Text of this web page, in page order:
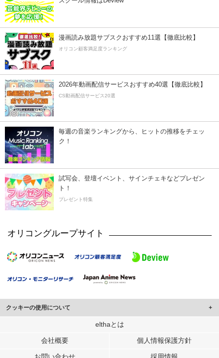
漫画読み放題サブスクおすすめ11選【徹底比較】
オリコン顧客満足度ランキング
2026年動画配信サービスおすすめ40選【徹底比較】
CS動画配信サービス20選
毎週の音楽ランキングから、ヒットの推移をチェッ
ク！
試写会、登壇イベント、サインチェキなどプレゼン
ト！
プレゼント特集
オリコングループサイト
クッキーの使用について
このサイトでは Cookie を使用して、ユーザーに合わせたコンテンツや広告の
行っています。
elthaとは
会社概要 個人情報保護方針